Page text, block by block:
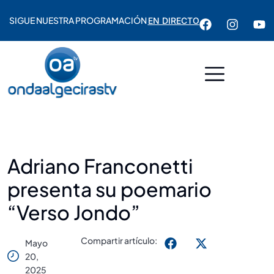
SIGUE NUESTRA PROGRAMACIÓNEN DIRECTO
Adriano Franconetti
presenta su poemario
“Verso Jondo”
Mayo
20,
2025
Compartir artículo: